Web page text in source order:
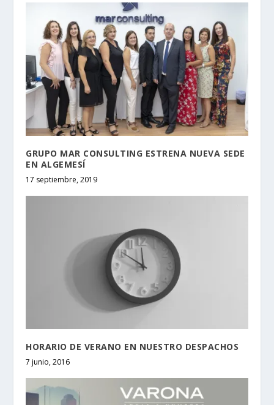
GRUPO MAR CONSULTING ESTRENA NUEVA SEDE
EN ALGEMESÍ
17 septiembre, 2019
HORARIO DE VERANO EN NUESTRO DESPACHOS
7 junio, 2016